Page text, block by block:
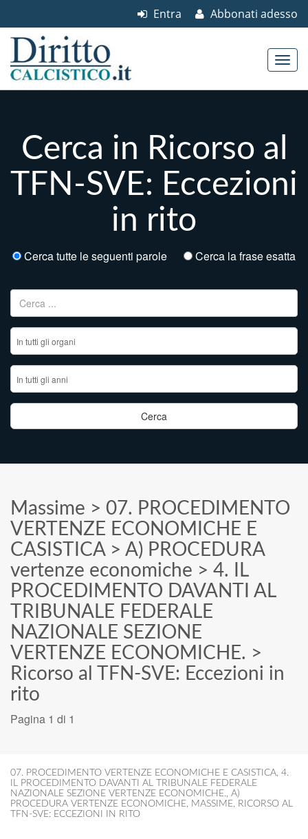
Abbonati adesso
Entra
Cerca in Ricorso al
TFN-SVE: Eccezioni
in rito
Cerca tutte le seguenti parole Cerca la frase esatta
Ricerca per:
Massime > 07. PROCEDIMENTO
VERTENZE ECONOMICHE E
CASISTICA> A) PROCEDURA
vertenze economiche > 4. IL
PROCEDIMENTO DAVANTI AL
TRIBUNALE FEDERALE
NAZIONALE SEZIONE
VERTENZE ECONOMICHE. >
Ricorso al TFN-SVE: Eccezioni in
rito
Pagina 1 di 1
07. PROCEDIMENTO VERTENZE ECONOMICHE E CASISTICA, 4.
IL PROCEDIMENTO DAVANTI AL TRIBUNALE FEDERALE
NAZIONALE SEZIONE VERTENZE ECONOMICHE., A)
PROCEDURA VERTENZE ECONOMICHE, MASSIME, RICORSO AL
TFN-SVE: ECCEZIONI IN RITO